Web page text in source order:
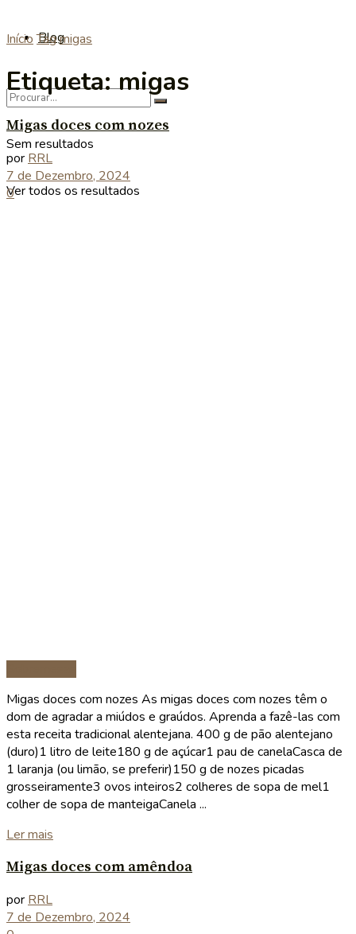
Blog
Sem resultados
Ver todos os resultados
Início Tagmigas
Etiqueta:migas
Migas doces com nozes
por RRL
7 de Dezembro, 2024
0
Migas doces com nozes As migas doces com nozes têm o
dom de agradar a miúdos e graúdos. Aprenda a fazê-las com
esta receita tradicional alentejana. 400 g de pão alentejano
(duro)1 litro de leite180 g de açúcar1 pau de canelaCasca de
1 laranja (ou limão, se preferir)150 g de nozes picadas
grosseiramente3 ovos inteiros2 colheres de sopa de mel1
colher de sopa de manteigaCanela ...
Ler mais
Migas doces com amêndoa
por RRL
7 de Dezembro, 2024